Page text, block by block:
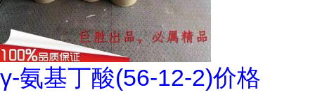
γ-氨基丁酸(56-12-2)价格